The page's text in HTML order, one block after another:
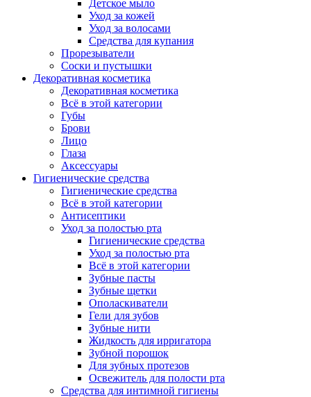
Детское мыло
Уход за кожей
Уход за волосами
Средства для купания
Прорезыватели
Соски и пустышки
Декоративная косметика
Декоративная косметика
Всё в этой категории
Губы
Брови
Лицо
Глаза
Аксессуары
Гигиенические средства
Гигиенические средства
Всё в этой категории
Антисептики
Уход за полостью рта
Гигиенические средства
Уход за полостью рта
Всё в этой категории
Зубные пасты
Зубные щетки
Ополаскиватели
Гели для зубов
Зубные нити
Жидкость для ирригатора
Зубной порошок
Для зубных протезов
Освежитель для полости рта
Средства для интимной гигиены